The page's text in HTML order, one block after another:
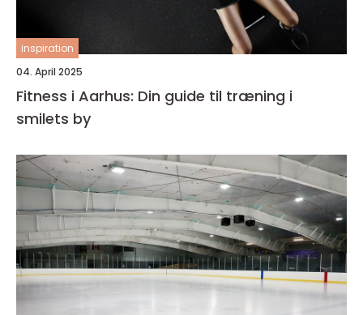
inspiration
04. April 2025
Fitness i Aarhus: Din guide til træning i
smilets by